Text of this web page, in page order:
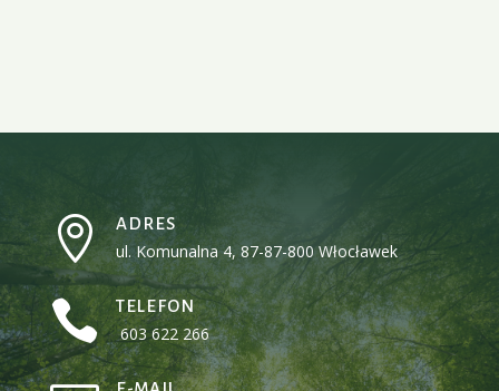
 ADRES
ul. Komunalna 4, 87-87-800 Włocławek
 TELEFON
603 622 266